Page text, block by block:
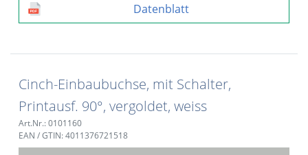
Datenblatt
Cinch-Einbaubuchse, mit Schalter,
Printausf. 90°, vergoldet, weiss
Art.Nr.: 0101160
EAN / GTIN: 4011376721518